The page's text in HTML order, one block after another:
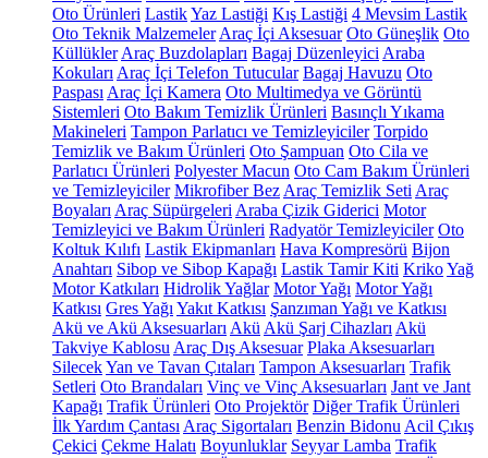
Oto Ürünleri LastikYaz Lastiği Kış Lastiği 4 Mevsim Lastik
Oto Teknik Malzemeler Araç İçi Aksesuar Oto Güneşlik Oto
Küllükler Araç Buzdolapları Bagaj Düzenleyici Araba
Kokuları Araç İçi Telefon Tutucular Bagaj Havuzu Oto
Paspası Araç İçi Kamera Oto Multimedya ve Görüntü
Sistemleri Oto Bakım Temizlik Ürünleri Basınçlı Yıkama
Makineleri Tampon Parlatıcı ve Temizleyiciler Torpido
Temizlik ve Bakım Ürünleri Oto Şampuan Oto Cila ve
Parlatıcı Ürünleri Polyester Macun Oto Cam Bakım Ürünleri
ve Temizleyiciler Mikrofiber Bez Araç Temizlik Seti Araç
Boyaları Araç Süpürgeleri Araba Çizik Giderici Motor
Temizleyici ve Bakım Ürünleri Radyatör Temizleyiciler Oto
Koltuk Kılıfı Lastik Ekipmanları Hava Kompresörü Bijon
Anahtarı Sibop ve Sibop Kapağı Lastik Tamir Kiti KrikoYağ
Motor Katkıları Hidrolik Yağlar Motor Yağı Motor Yağı
Katkısı Gres Yağı Yakıt Katkısı Şanzıman Yağı ve Katkısı
Akü ve Akü Aksesuarları Akü Akü Şarj Cihazları Akü
Takviye Kablosu Araç Dış Aksesuar Plaka Aksesuarları
SilecekYan ve Tavan Çıtaları Tampon Aksesuarları Trafik
Setleri Oto Brandaları Vinç ve Vinç Aksesuarları Jant ve Jant
Kapağı Trafik Ürünleri Oto Projektör Diğer Trafik Ürünleri
İlk Yardım Çantası Araç Sigortaları Benzin Bidonu Acil Çıkış
Çekici Çekme Halatı Boyunluklar Seyyar Lamba Trafik